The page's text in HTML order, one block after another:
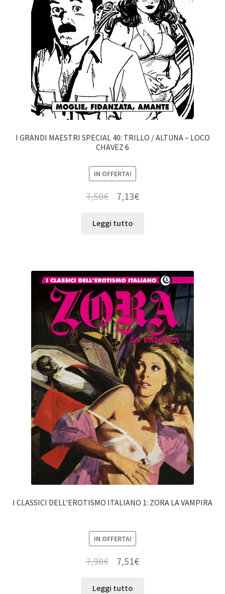
I GRANDI MAESTRI SPECIAL 40: TRILLO / ALTUNA – LOCO
CHAVEZ 6
IN OFFERTA!
7,50€ 7,13€
Leggi tutto
I CLASSICI DELL’EROTISMO ITALIANO 1: ZORA LA VAMPIRA
IN OFFERTA!
7,90€ 7,51€
Leggi tutto